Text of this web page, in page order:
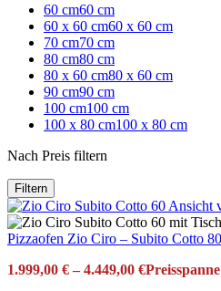
60 cm60 cm
60 x 60 cm60 x 60 cm
70 cm70 cm
80 cm80 cm
80 x 60 cm80 x 60 cm
90 cm90 cm
100 cm100 cm
100 x 80 cm100 x 80 cm
Nach Preis filtern
Filtern
Pizzaofen Zio Ciro – Subito Cotto
1.999,00 € –4.449,00 €